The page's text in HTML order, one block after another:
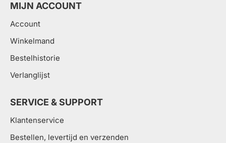
MIJN ACCOUNT
Account
Winkelmand
Bestelhistorie
Verlanglijst
SERVICE & SUPPORT
Klantenservice
Bestellen, levertijd en verzenden